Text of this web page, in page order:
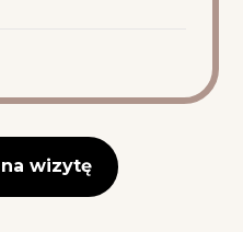
wizytę